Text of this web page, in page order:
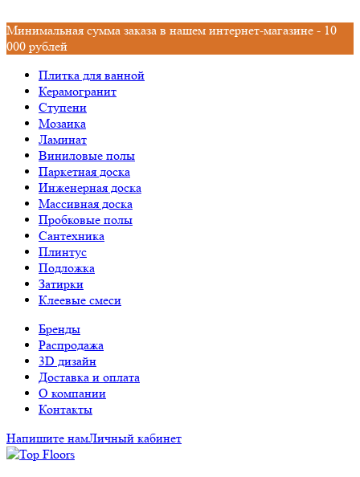
Минимальная сумма заказа в нашем интернет-магазине - 10
000 рублей
Плитка для ванной
Керамогранит
Ступени
Мозаика
Ламинат
Виниловые полы
Паркетная доска
Инженерная доска
Массивная доска
Пробковые полы
Сантехника
Плинтус
Подложка
Затирки
Клеевые смеси
Бренды
Распродажа
3D дизайн
Доставка и оплата
О компании
Контакты
Напишите намЛичный кабинет